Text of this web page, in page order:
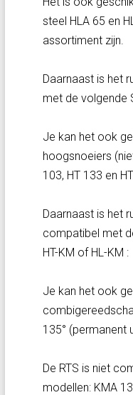
steel HLA 65 en
assortiment zijn.
Daarnaast is het
met de volgende
Je kan het ook
hoogsnoeiers
103, HT 133 en
Daarnaast is het
compatibel met
HT-KM of HL-KM :
Je kan het ook
135° (permanent
De RTS is niet
modellen: KMA